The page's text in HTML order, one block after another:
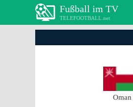
Fußball im TV
TELEFOOTBALL.net
Oman